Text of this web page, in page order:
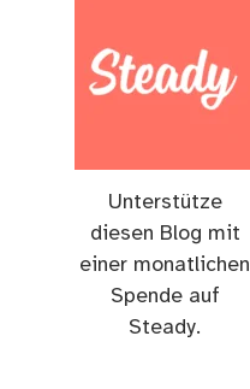
Unterstütze
diesen Blog mit
einer monatlichen
Spende auf
Steady.